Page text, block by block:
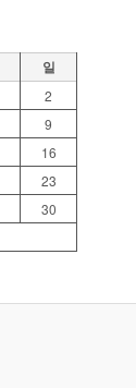
일
2
9
16
23
30